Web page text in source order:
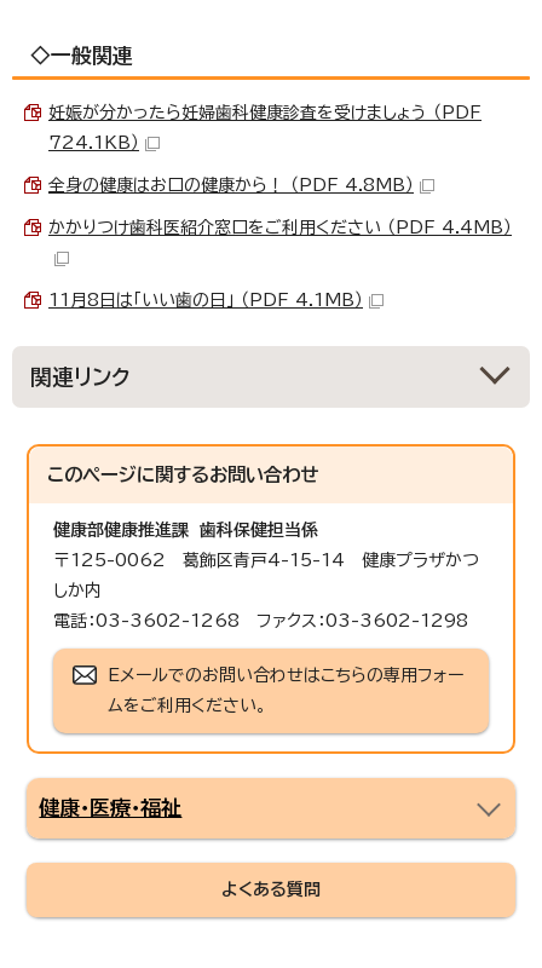
◇一般関連
妊娠が分かったら妊婦歯科健康診査を受けましょう （PDF
724.1KB）
全身の健康はお口の健康から！ （PDF 4.8MB）
かかりつけ歯科医紹介窓口をご利用ください （PDF 4.4MB）
11月8日は「いい歯の日」 （PDF 4.1MB）
関連リンク
このページに関するお問い合わせ
健康部健康推進課 歯科保健担当係
〒125-0062 葛飾区青戸4-15-14 健康プラザかつ
しか内
電話：03-3602-1268 ファクス：03-3602-1298
Eメールでのお問い合わせはこちらの専用フォー
ムをご利用ください。
健康・医療・福祉
よくある質問